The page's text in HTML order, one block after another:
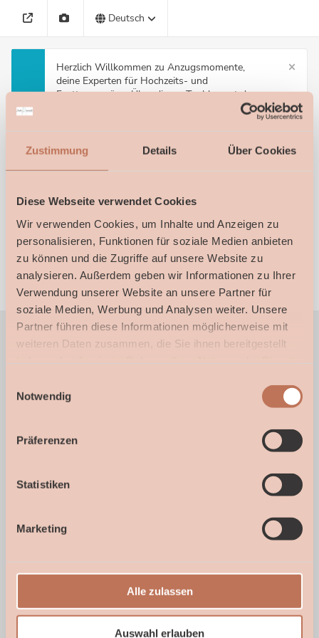
Zustimmung Details Über Cookies
Diese Webseite verwendet Cookies
Wir verwenden Cookies, um Inhalte und Anzeigen zu
personalisieren, Funktionen für soziale Medien anbieten
zu können und die Zugriffe auf unsere Website zu
analysieren. Außerdem geben wir Informationen zu Ihrer
Verwendung unserer Website an unsere Partner für
soziale Medien, Werbung und Analysen weiter. Unsere
Partner führen diese Informationen möglicherweise mit
weiteren Daten zusammen, die Sie ihnen bereitgestellt
Notwendig
Präferenzen
Statistiken
Marketing
Alle zulassen
Auswahl erlauben
Deutsch
Herzlich Willkommen zu Anzugsmomente,
deine Experten für Hochzeits- und
Festtagsanzüge. Über dieses Tool kannst du
bequem einen Termin aussuchen. Sollte kein
passender Termin dabei sein, dann melde Dich
hallo@anzugsmomente.de bei uns!
Leistung wählen
Anprobe Hochzeitsoutfit
Bei unseren individuellen Terminen von 2h Dauer, kümmern wir...
MEHR
Galerie
4 fotos